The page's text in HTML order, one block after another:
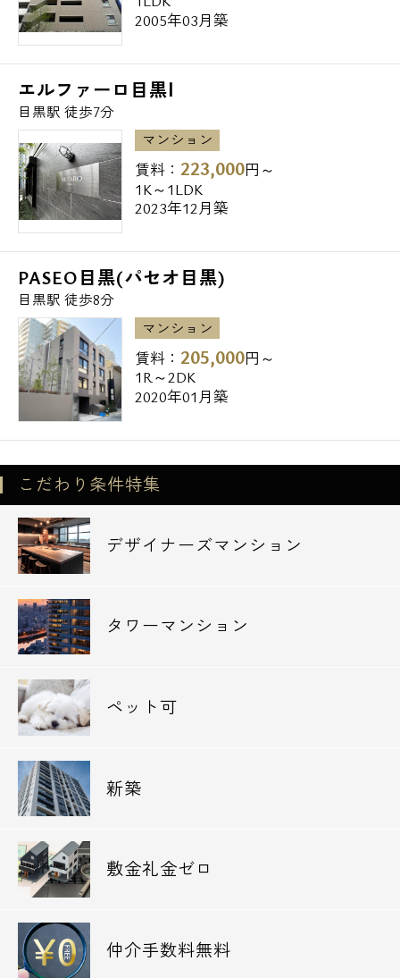
▼販売店
ダイソー清水台東急ストア店→239m
ダイソー目黒不動店→486m
▼大学
私立杉野服飾大学→783m
私立杉野服飾大学短期大学部→858m
私立星薬科大学→1,359m
私立東京医療保健大学五反田キャンパス
→1,722m
私立東京音楽大学中目黒・代官山キャンパス
→1,774m
▼公園
目黒区民センター公園→426m
谷戸前川緑道→480m
中目黒南緑地公園→700m
目黒清掃工場緩衝緑地→764m
なべころ坂緑地公園→783m
▼役所
目黒区役所→1,335m
2005年03月築
エルファーロ目黒Ⅰ
目黒駅 徒歩7分
マンション
賃料： 223,000円～
1K～1LDK
2023年12月築
PASEO目黒(パセオ目黒)
目黒駅 徒歩8分
マンション
賃料： 205,000円～
1R～2DK
2020年01月築
こだわり条件特集
デザイナーズマンション
タワーマンション
ペット可
新築
敷金礼金ゼロ
仲介手数料無料